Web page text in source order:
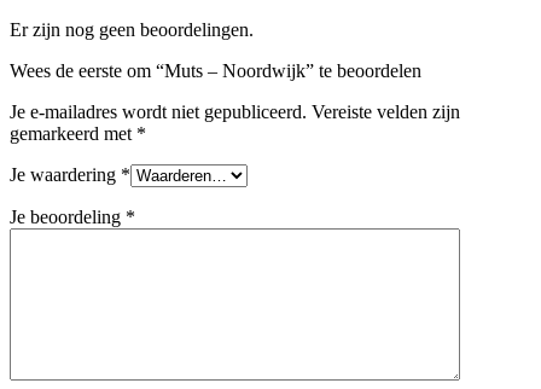
Er zijn nog geen beoordelingen.
Wees de eerste om “Muts – Noordwijk” te beoordelen
Je e-mailadres wordt niet gepubliceerd. Vereiste velden zijn
gemarkeerd met *
Je waardering *
Je beoordeling *